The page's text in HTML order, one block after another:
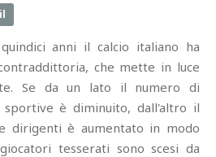
anni il calcio italiano ha
che mette in luce
Se da un lato il numero di
è diminuito, dall'altro il
dirigenti è aumentato in modo
tesserati sono scesi da